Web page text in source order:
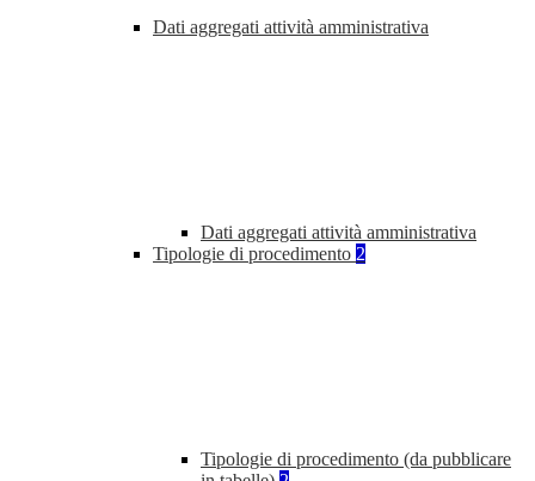
Dati aggregati attività amministrativa
Dati aggregati attività amministrativa
Tipologie di procedimento 2
Tipologie di procedimento (da pubblicare